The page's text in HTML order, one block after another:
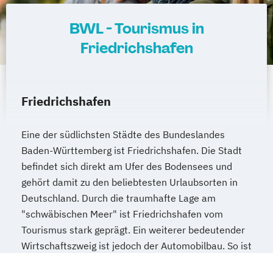
BWL - Tourismus in
Friedrichshafen
Friedrichshafen
Eine der südlichsten Städte des Bundeslandes
Baden-Württemberg ist Friedrichshafen. Die Stadt
befindet sich direkt am Ufer des Bodensees und
gehört damit zu den beliebtesten Urlaubsorten in
Deutschland. Durch die traumhafte Lage am
"schwäbischen Meer" ist Friedrichshafen vom
Tourismus stark geprägt. Ein weiterer bedeutender
Wirtschaftszweig ist jedoch der Automobilbau. So ist